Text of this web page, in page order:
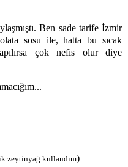
Ben sade tarife İzmir
sosu ile, hatta bu sıcak
çok nefis olur diye
zeytinyağ kullandım)